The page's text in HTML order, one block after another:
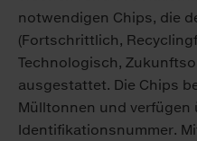
notwendigen Chips, die
(Fortschrittlich,
Technologisch,
ausgestattet. Die Chips
Mülltonnen und verfügen
Identifikationsnummer.